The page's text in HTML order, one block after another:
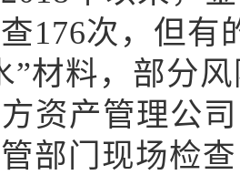
176次，但有
”材料，部分
资产管理公
部门现场检